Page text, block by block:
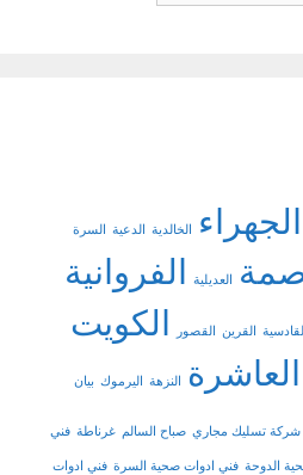
الجهراء الخالدية الدعية السرة
العديلية الفروانية
القرين القصور الكويت
النزهة اليرموك بيان
شركة تسليك مجاري صباح السالم غرناطة فني
الدوحة فني ادوات صحية السرة فني ادوات